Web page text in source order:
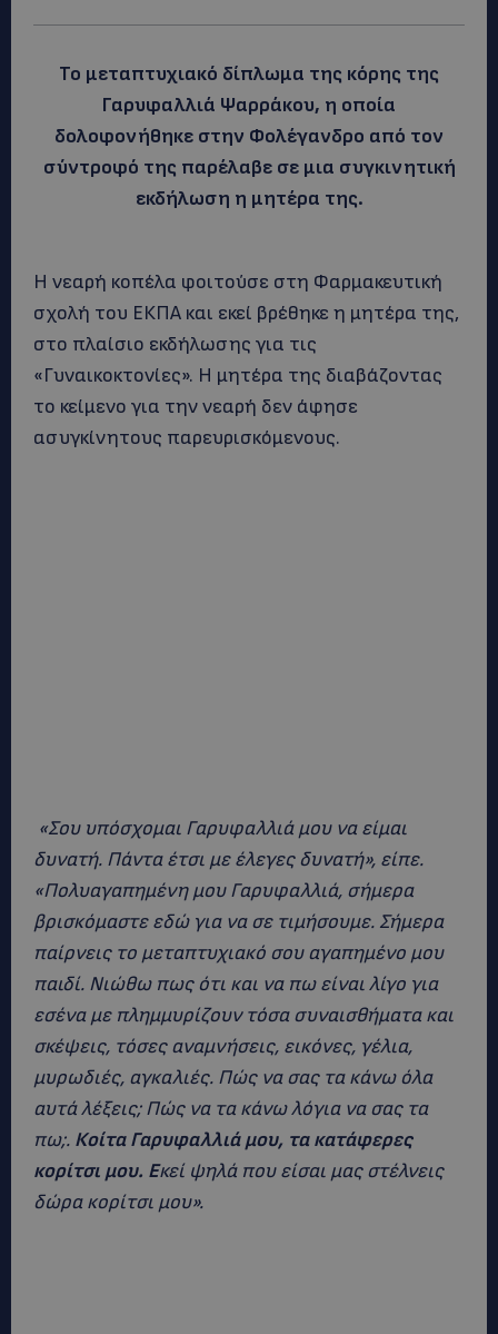
Το μεταπτυχιακό δίπλωμα της κόρης της
Γαρυφαλλιά Ψαρράκου, η οποία
δολοφονήθηκε στην Φολέγανδρο από τον
σύντροφό της παρέλαβε σε μια συγκινητική
εκδήλωση η μητέρα της.
Η νεαρή κοπέλα φοιτούσε στη Φαρμακευτική
σχολή του ΕΚΠΑ και εκεί βρέθηκε η μητέρα της,
στο πλαίσιο εκδήλωσης για τις
«Γυναικοκτονίες». Η μητέρα της διαβάζοντας
το κείμενο για την νεαρή δεν άφησε
ασυγκίνητους παρευρισκόμενους.
«Σου υπόσχομαι Γαρυφαλλιά μου να είμαι
δυνατή. Πάντα έτσι με έλεγες δυνατή», είπε.
«Πολυαγαπημένη μου Γαρυφαλλιά, σήμερα
βρισκόμαστε εδώ για να σε τιμήσουμε. Σήμερα
παίρνεις το μεταπτυχιακό σου αγαπημένο μου
παιδί. Νιώθω πως ότι και να πω είναι λίγο για
εσένα με πλημμυρίζουν τόσα συναισθήματα και
σκέψεις, τόσες αναμνήσεις, εικόνες, γέλια,
μυρωδιές, αγκαλιές. Πώς να σας τα κάνω όλα
αυτά λέξεις; Πώς να τα κάνω λόγια να σας τα
πω;. Κοίτα Γαρυφαλλιά μου, τα κατάφερες
κορίτσι μου. Εκεί ψηλά που είσαι μας στέλνεις
δώρα κορίτσι μου».